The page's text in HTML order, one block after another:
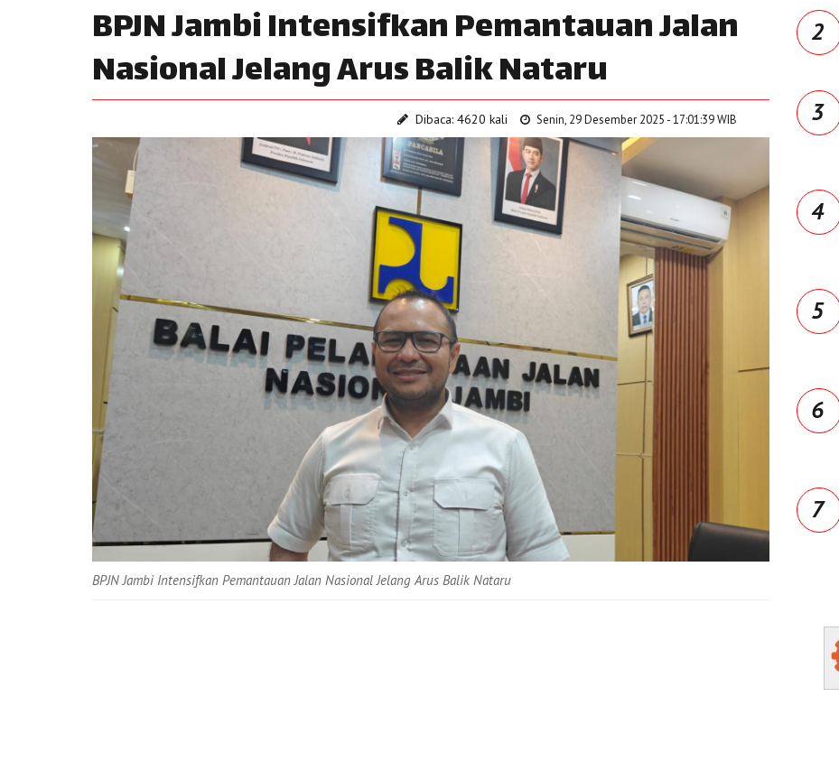
BPJN Jambi Intensifkan Pemantauan Jalan
Nasional Jelang Arus Balik Nataru
Dibaca: 4620 kali Senin, 29 Desember 2025 - 17:01:39 WIB
BPJN Jambi Intensifkan Pemantauan Jalan Nasional Jelang Arus Balik Nataru
2
3
4
5
6
7